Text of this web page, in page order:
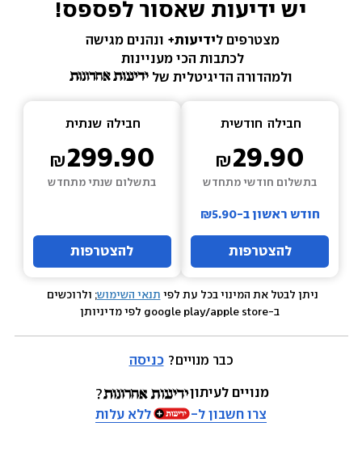
יש ידיעות שאסור לפספס!
מצטרפים לידיעות+ ונהנים מגישה
לכתבות הכי מעניינות
ולמהדורה הדיגיטלית של
חבילה חודשית
29.90
בתשלום חודשי מתחדש
חודש ראשון ב-₪5.90
להצטרפות
חבילה שנתית
299.90
בתשלום שנתי מתחדש
להצטרפות
ניתן לבטל את המינוי בכל עת לפי תנאי השימוש; ולרוכשים
כבר מנויים? כניסה
מנויים לעיתון
צרו חשבון ל-
ללא עלות